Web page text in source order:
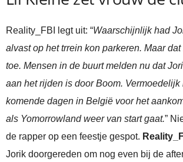
Reality_FBI legt uit: “Waarschijnlijk had
alvast op het trrein kon parkeren. Maar
toe. Mensen in de buurt melden nu dat
aan het rijden is door Boom. Vermoedelijk
komende dagen in België voor het
als Yomorrowland weer van start gaat.”
de rapper op een feestje gespot.
Jorik doorgereden om nog even bij de